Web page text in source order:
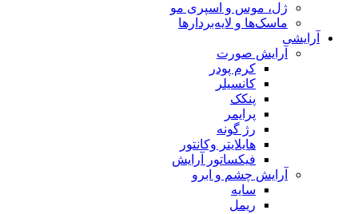
ژل، موس و اسپری مو
ماسک‌ها و لایه‌بردارها
آرایشی
آرایش صورت
کرم پودر
کانسیلر
پنکک
پرایمر
رژ گونه
هایلایتر وکانتور
فیکساتور آرایش
آرایش چشم و ابرو
سایه
ریمل